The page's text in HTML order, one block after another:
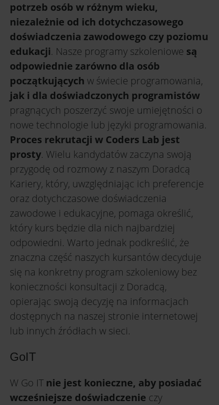
potrzeb osób w różnym wieku,
niezależnie od ich dotychczasowego
doświadczenia zawodowego czy poziomu
edukacji. Nasze programy szkoleniowe są
odpowiednie zarówno dla osób
początkujących w świecie programowania,
jak i dla doświadczonych programistów
pragnących poszerzyć swoje umiejętności o
nowe technologie lub języki programowania.
Proces rekrutacji w Coders Lab jest
prosty. Wielu kandydatów zaczyna swoją
przygodę od rozmowy z naszym Doradcą
Kariery, który, uwzględniając ich preferencje
oraz dotychczasowe doświadczenia
zawodowe i edukacyjne, pomaga określić,
który kurs będzie dla nich najbardziej
odpowiedni. Warto jednak podkreślić, że
znaczna część naszych kursantów decyduje
się na konkretny program szkoleniowy bez
konieczności konsultacji z Doradcą,
opierając swoją decyzję na informacjach
dostępnych na naszej stronie internetowej
lub innych źródłach w sieci.
GoIT
W Go IT nie jest konieczne, aby posiadać
wcześniejsze doświadczenie czy